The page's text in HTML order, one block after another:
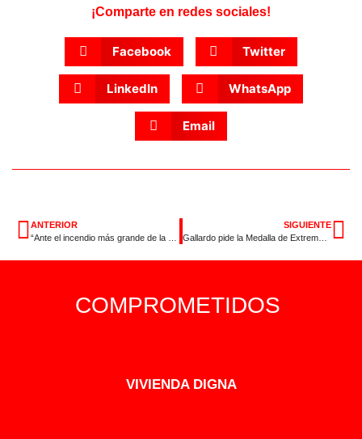
¡Comparte en redes sociales!
Facebook Twitter
LinkedIn WhatsApp
Email
ANTERIOR
SIGUIENTE
COMPROMETIDOS
VIVIENDA DIGNA